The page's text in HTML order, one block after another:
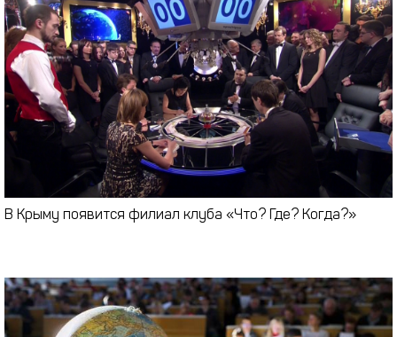
В Крыму появится филиал клуба «Что? Где? Когда?»